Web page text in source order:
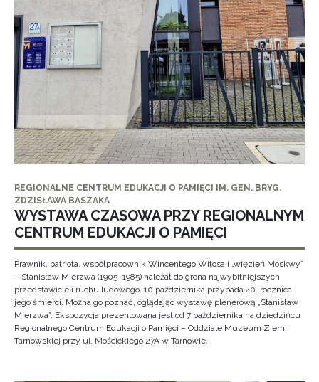
REGIONALNE CENTRUM EDUKACJI O PAMIĘCI IM. GEN. BRYG.
ZDZISŁAWA BASZAKA
WYSTAWA CZASOWA PRZY REGIONALNYM
CENTRUM EDUKACJI O PAMIĘCI
Prawnik, patriota, współpracownik Wincentego Witosa i „więzień Moskwy”
– Stanisław Mierzwa (1905–1985) należał do grona najwybitniejszych
przedstawicieli ruchu ludowego. 10 października przypada 40. rocznica
jego śmierci. Można go poznać, oglądając wystawę plenerową „Stanisław
Mierzwa”. Ekspozycja prezentowana jest od 7 października na dziedzińcu
Regionalnego Centrum Edukacji o Pamięci – Oddziale Muzeum Ziemi
Tarnowskiej przy ul. Mościckiego 27A w Tarnowie.